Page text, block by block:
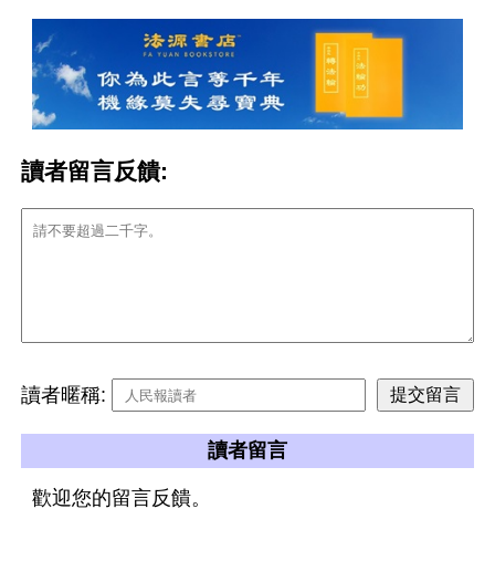
讀者留言反饋:
讀者暱稱:
讀者留言
歡迎您的留言反饋。